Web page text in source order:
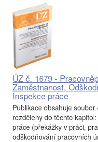
ÚZ č. 1679 -
Zaměstnanost,
Inspekce práce
Publikace obsahuje
rozděleny do těchto
práce (překážky v práci,
odškodňování pracovních